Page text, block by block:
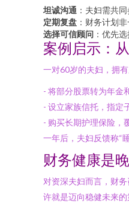
坦诚沟通 ：夫妇需共
定期复盘 ：财务计划
选择可信顾问 ：优先
案例启示：
一对60岁的夫妇，拥
- 将部分股票转为年金
- 设立家族信托，指定
- 购买长期护理保险，
一年后，夫妇反馈称“
财务健康是
对资深夫妇而言，财
许就是迈向稳健未来的